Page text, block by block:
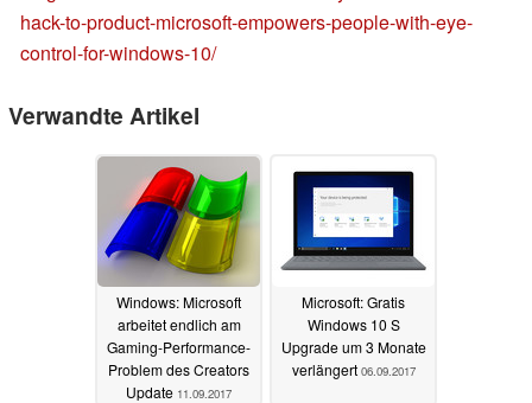
hack-to-product-microsoft-empowers-people-with-eye-
control-for-windows-10/
Verwandte Artikel
Windows: Microsoft
arbeitet endlich am
Gaming-Performance-
Problem des Creators
Update 11.09.2017
Microsoft: Gratis
Windows 10 S
Upgrade um 3 Monate
verlängert 06.09.2017